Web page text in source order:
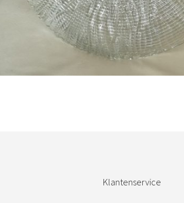
Klantenservice